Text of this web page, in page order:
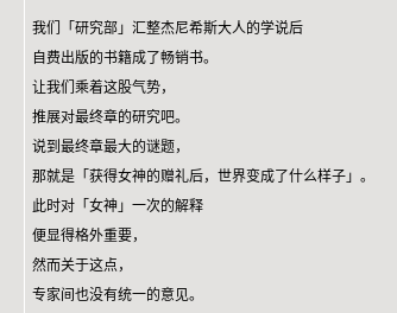
我们「研究部」汇整杰尼希斯大人的学说后
自费出版的书籍成了畅销书。
让我们乘着这股气势，
推展对最终章的研究吧。
说到最终章最大的谜题，
那就是「获得女神的赠礼后，世界变成了什么样子」。
此时对「女神」一次的解释
便显得格外重要，
然而关于这点，
专家间也没有统一的意见。